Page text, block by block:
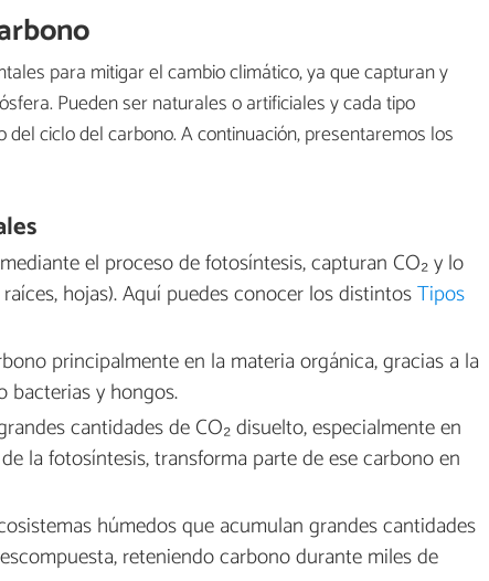
para mitigar el cambio climático, ya que capturan y
Pueden ser naturales o artificiales y cada tipo
ciclo del carbono. A continuación, presentaremos los
el proceso de fotosíntesis, capturan CO₂ y lo
hojas). Aquí puedes conocer los distintosTipos
principalmente en la materia orgánica, gracias a la
bacterias y hongos.
cantidades de CO₂ disuelto, especialmente en
la fotosíntesis, transforma parte de ese carbono en
húmedos que acumulan grandes cantidades
reteniendo carbono durante miles de